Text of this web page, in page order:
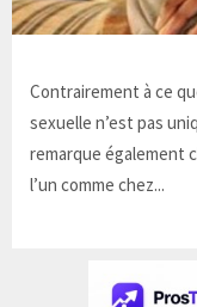
Contrairement à ce
sexuelle n’est pas
remarque également
l’un comme chez...